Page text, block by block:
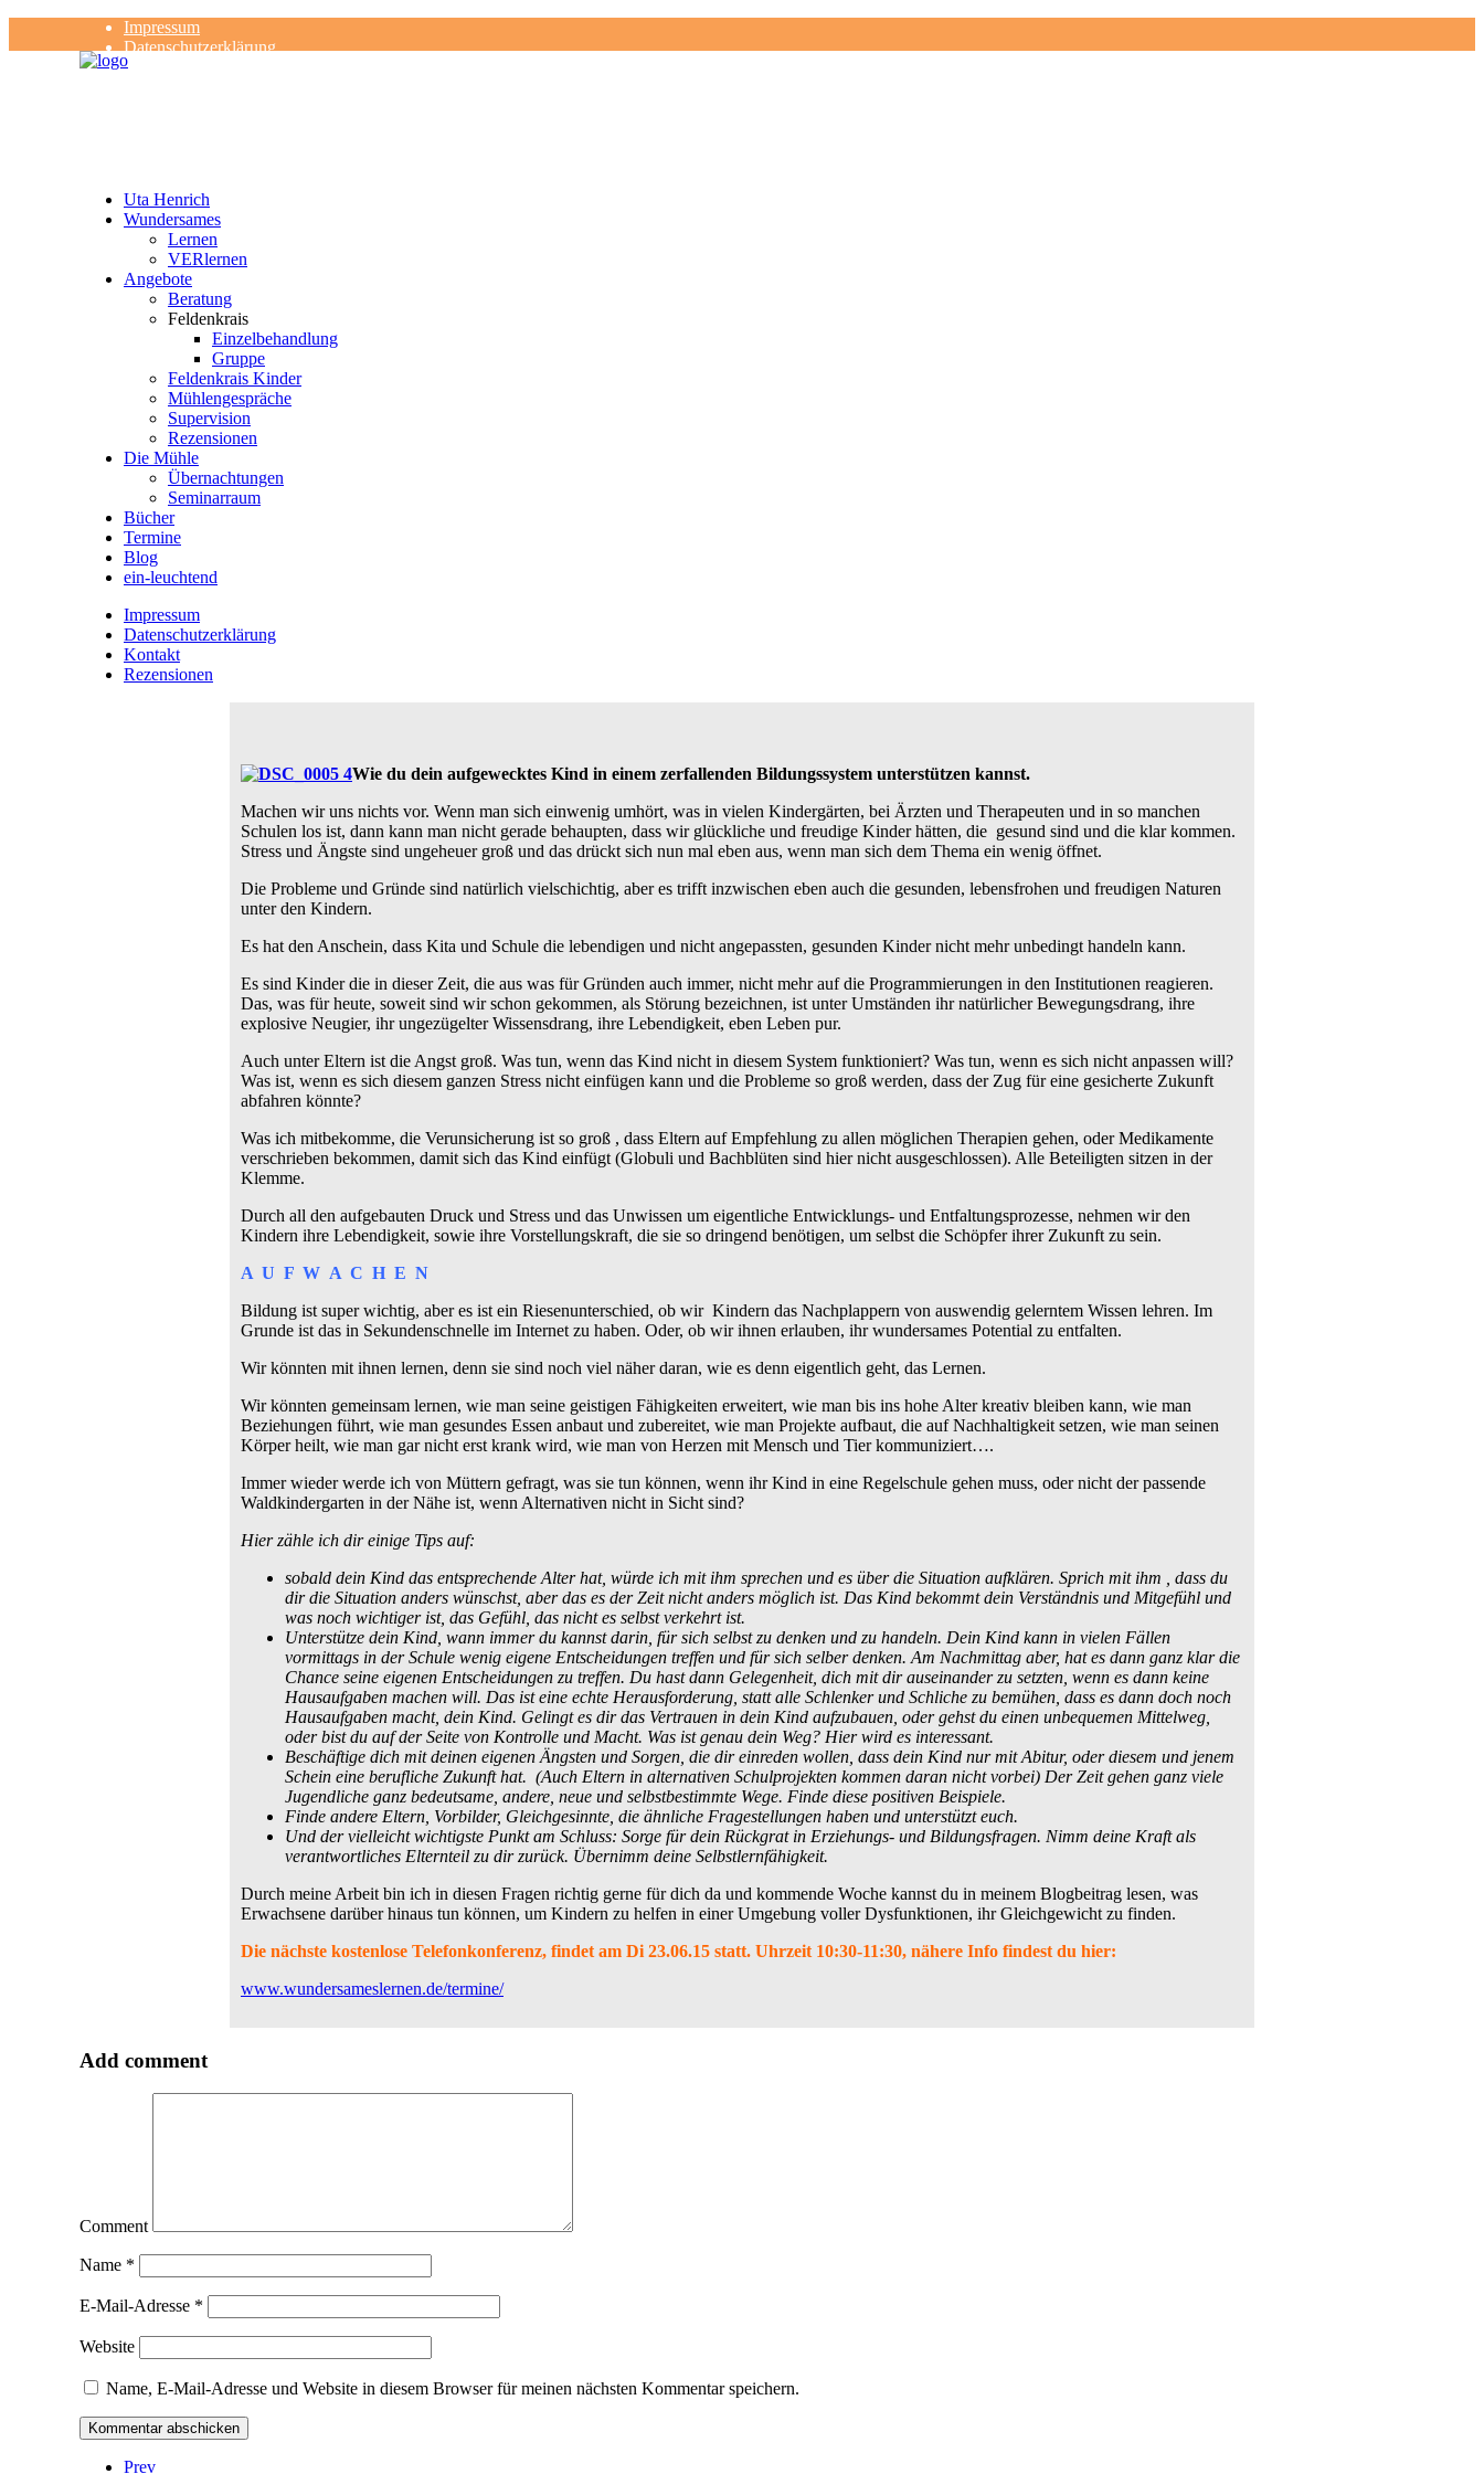
Impressum
Datenschutzerklärung
Kontakt
Uta Henrich
Wundersames
Lernen
VERlernen
Angebote
Beratung
Feldenkrais
Einzelbehandlung
Gruppe
Feldenkrais Kinder
Mühlengespräche
Supervision
Rezensionen
Die Mühle
Übernachtungen
Seminarraum
Bücher
Termine
Blog
ein-leuchtend
Impressum
Datenschutzerklärung
Kontakt
Rezensionen
Wie du dein aufgewecktes Kind in einem zerfallenden Bildungssystem unterstützen kannst.
Machen wir uns nichts vor. Wenn man sich einwenig umhört, was in vielen Kindergärten, bei Ärzten und Therapeuten und in so manchen
Schulen los ist, dann kann man nicht gerade behaupten, dass wir glückliche und freudige Kinder hätten, die gesund sind und die klar kommen.
Stress und Ängste sind ungeheuer groß und das drückt sich nun mal eben aus, wenn man sich dem Thema ein wenig öffnet.
Die Probleme und Gründe sind natürlich vielschichtig, aber es trifft inzwischen eben auch die gesunden, lebensfrohen und freudigen Naturen
unter den Kindern.
Es hat den Anschein, dass Kita und Schule die lebendigen und nicht angepassten, gesunden Kinder nicht mehr unbedingt handeln kann.
Es sind Kinder die in dieser Zeit, die aus was für Gründen auch immer, nicht mehr auf die Programmierungen in den Institutionen reagieren.
Das, was für heute, soweit sind wir schon gekommen, als Störung bezeichnen, ist unter Umständen ihr natürlicher Bewegungsdrang, ihre
explosive Neugier, ihr ungezügelter Wissensdrang, ihre Lebendigkeit, eben Leben pur.
Auch unter Eltern ist die Angst groß. Was tun, wenn das Kind nicht in diesem System funktioniert? Was tun, wenn es sich nicht anpassen will?
Was ist, wenn es sich diesem ganzen Stress nicht einfügen kann und die Probleme so groß werden, dass der Zug für eine gesicherte Zukunft
abfahren könnte?
Was ich mitbekomme, die Verunsicherung ist so groß , dass Eltern auf Empfehlung zu allen möglichen Therapien gehen, oder Medikamente
verschrieben bekommen, damit sich das Kind einfügt (Globuli und Bachblüten sind hier nicht ausgeschlossen). Alle Beteiligten sitzen in der
Klemme.
Durch all den aufgebauten Druck und Stress und das Unwissen um eigentliche Entwicklungs- und Entfaltungsprozesse, nehmen wir den
Kindern ihre Lebendigkeit, sowie ihre Vorstellungskraft, die sie so dringend benötigen, um selbst die Schöpfer ihrer Zukunft zu sein.
A U F W A C H E N
Bildung ist super wichtig, aber es ist ein Riesenunterschied, ob wir Kindern das Nachplappern von auswendig gelerntem Wissen lehren. Im
Grunde ist das in Sekundenschnelle im Internet zu haben. Oder, ob wir ihnen erlauben, ihr wundersames Potential zu entfalten.
Wir könnten mit ihnen lernen, denn sie sind noch viel näher daran, wie es denn eigentlich geht, das Lernen.
Wir könnten gemeinsam lernen, wie man seine geistigen Fähigkeiten erweitert, wie man bis ins hohe Alter kreativ bleiben kann, wie man
Beziehungen führt, wie man gesundes Essen anbaut und zubereitet, wie man Projekte aufbaut, die auf Nachhaltigkeit setzen, wie man seinen
Körper heilt, wie man gar nicht erst krank wird, wie man von Herzen mit Mensch und Tier kommuniziert….
Immer wieder werde ich von Müttern gefragt, was sie tun können, wenn ihr Kind in eine Regelschule gehen muss, oder nicht der passende
Waldkindergarten in der Nähe ist, wenn Alternativen nicht in Sicht sind?
Hier zähle ich dir einige Tips auf:
sobald dein Kind das entsprechende Alter hat, würde ich mit ihm sprechen und es über die Situation aufklären. Sprich mit ihm , dass du
dir die Situation anders wünschst, aber das es der Zeit nicht anders möglich ist. Das Kind bekommt dein Verständnis und Mitgefühl und
was noch wichtiger ist, das Gefühl, das nicht es selbst verkehrt ist.
Unterstütze dein Kind, wann immer du kannst darin, für sich selbst zu denken und zu handeln. Dein Kind kann in vielen Fällen
vormittags in der Schule wenig eigene Entscheidungen treffen und für sich selber denken. Am Nachmittag aber, hat es dann ganz klar die
Chance seine eigenen Entscheidungen zu treffen. Du hast dann Gelegenheit, dich mit dir auseinander zu setzten, wenn es dann keine
Hausaufgaben machen will. Das ist eine echte Herausforderung, statt alle Schlenker und Schliche zu bemühen, dass es dann doch noch
Hausaufgaben macht, dein Kind. Gelingt es dir das Vertrauen in dein Kind aufzubauen, oder gehst du einen unbequemen Mittelweg,
oder bist du auf der Seite von Kontrolle und Macht. Was ist genau dein Weg? Hier wird es interessant.
Beschäftige dich mit deinen eigenen Ängsten und Sorgen, die dir einreden wollen, dass dein Kind nur mit Abitur, oder diesem und jenem
Schein eine berufliche Zukunft hat. (Auch Eltern in alternativen Schulprojekten kommen daran nicht vorbei) Der Zeit gehen ganz viele
Jugendliche ganz bedeutsame, andere, neue und selbstbestimmte Wege. Finde diese positiven Beispiele.
Finde andere Eltern, Vorbilder, Gleichgesinnte, die ähnliche Fragestellungen haben und unterstützt euch.
Und der vielleicht wichtigste Punkt am Schluss: Sorge für dein Rückgrat in Erziehungs- und Bildungsfragen. Nimm deine Kraft als
verantwortliches Elternteil zu dir zurück. Übernimm deine Selbstlernfähigkeit.
Durch meine Arbeit bin ich in diesen Fragen richtig gerne für dich da und kommende Woche kannst du in meinem Blogbeitrag lesen, was
Erwachsene darüber hinaus tun können, um Kindern zu helfen in einer Umgebung voller Dysfunktionen, ihr Gleichgewicht zu finden.
Die nächste kostenlose Telefonkonferenz, findet am Di 23.06.15 statt. Uhrzeit 10:30-11:30, nähere Info findest du hier:
www.wundersameslernen.de/termine/
Add comment
Comment
Name *
E-Mail-Adresse *
Website
Name, E-Mail-Adresse und Website in diesem Browser für meinen nächsten Kommentar speichern.
Prev